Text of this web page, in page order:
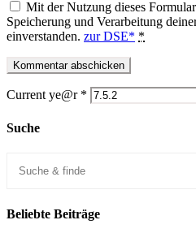
Mit der Nutzung dieses
Speicherung und Verarbeitung
einverstanden. zur DSE* *
Current ye@r *
Suche
Beliebte Beiträge